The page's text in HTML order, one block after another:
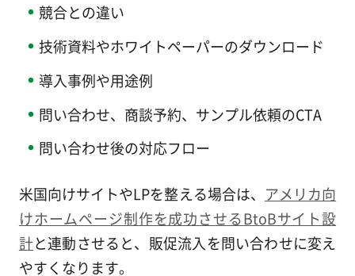
競合との違い
技術資料やホワイトペーパーのダウンロード
導入事例や用途例
問い合わせ、商談予約、サンプル依頼のCTA
問い合わせ後の対応フロー
米国向けサイトやLPを整える場合は、 アメリカ向
けホームページ制作を成功させるBtoBサイト設
計と連動させると、販促流入を問い合わせに変え
やすくなります。